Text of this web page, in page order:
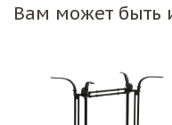
Вам может быть